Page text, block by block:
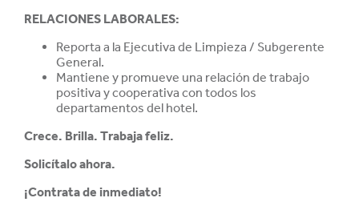
RELACIONES LABORALES:
Reporta a la Ejecutiva de Limpieza / Subgerente
General.
Mantiene y promueve una relación de trabajo
positiva y cooperativa con todos los
departamentos del hotel.
Crece. Brilla. Trabaja feliz.
Solicítalo ahora.
¡Contrata de inmediato!